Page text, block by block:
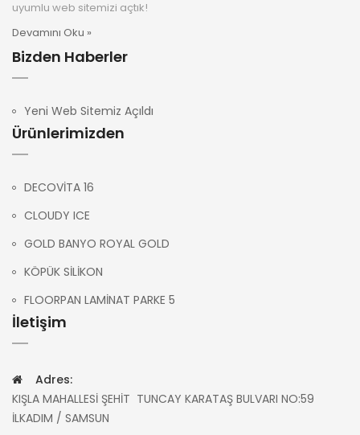
uyumlu web sitemizi açtık!
Devamını Oku »
Bizden Haberler
Yeni Web Sitemiz Açıldı
Ürünlerimizden
DECOVİTA 16
CLOUDY ICE
GOLD BANYO ROYAL GOLD
KÖPÜK SİLİKON
FLOORPAN LAMİNAT PARKE 5
İletişim
Adres:
KIŞLA MAHALLESİ ŞEHİT TUNCAY KARATAŞ BULVARI NO:59
İLKADIM / SAMSUN